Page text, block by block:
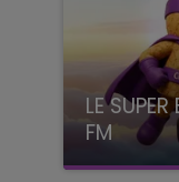
LE
FM
avec La